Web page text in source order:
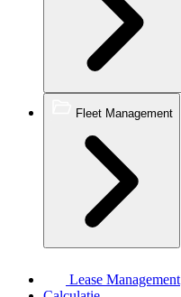
Fleet Management
Lease Management